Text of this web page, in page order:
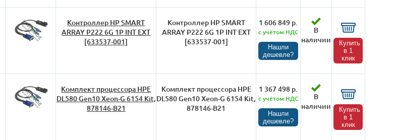
Контроллер HP SMART
ARRAY P222 6G 1P INT EXT
[633537-001]
Контроллер HP SMART
ARRAY P222 6G 1P INT EXT
[633537-001]
1 606 849 р.
с учётом НДС
Нашли
дешевле?
В
наличии
Купить
в 1
клик
Комплект процессора HPE
DL580 Gen10 Xeon-G 6154 Kit,
878146-B21
Комплект процессора HPE
DL580 Gen10 Xeon-G 6154 Kit,
878146-B21
1 367 498 р.
с учётом НДС
Нашли
дешевле?
В
наличии
Купить
в 1
клик